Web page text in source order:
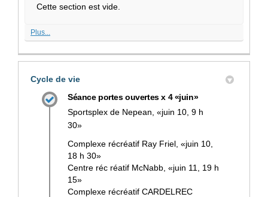
Cette section est vide.
Plus...
Cycle de vie
Séance portes ouvertes x 4 «juin»
Sportsplex de Nepean, «juin 10, 9 h
30»
Complexe récréatif Ray Friel, «juin 10,
18 h 30»
Centre réc réatif McNabb, «juin 11, 19 h
15»
Complexe récréatif CARDELREC